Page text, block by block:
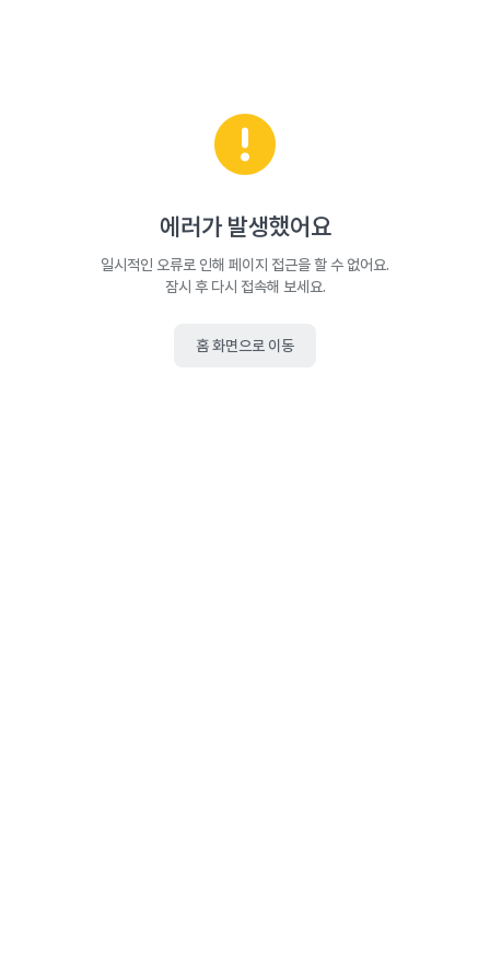
에러가 발생했어요
일시적인 오류로 인해 페이지 접근을 할 수 없어요.
잠시 후 다시 접속해 보세요.
홈 화면으로 이동